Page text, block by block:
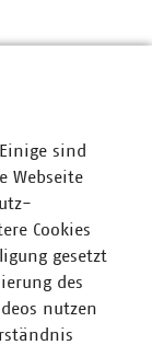
TK
sind
Webseite
Cookies
gesetzt
des
nutzen